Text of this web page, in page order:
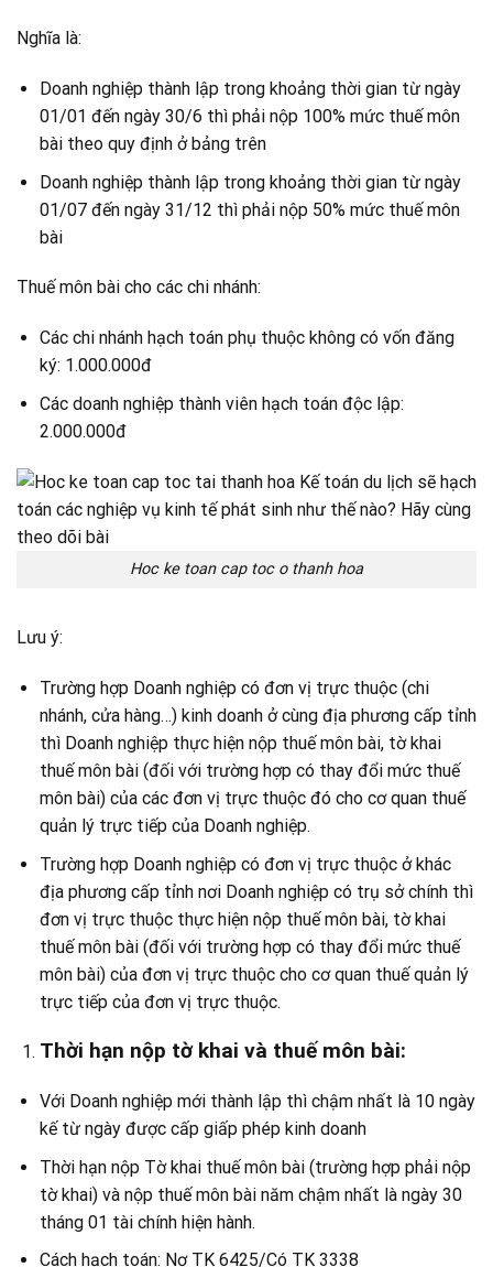
Nghĩa là:
Doanh nghiệp thành lập trong khoảng thời gian từ ngày
01/01 đến ngày 30/6 thì phải nộp 100% mức thuế môn
bài theo quy định ở bảng trên
Doanh nghiệp thành lập trong khoảng thời gian từ ngày
01/07 đến ngày 31/12 thì phải nộp 50% mức thuế môn
bài
Thuế môn bài cho các chi nhánh:
Các chi nhánh hạch toán phụ thuộc không có vốn đăng
ký: 1.000.000đ
Các doanh nghiệp thành viên hạch toán độc lập:
2.000.000đ
Hoc ke toan cap toc o thanh hoa
Lưu ý:
Trường hợp Doanh nghiệp có đơn vị trực thuộc (chi
nhánh, cửa hàng…) kinh doanh ở cùng địa phương cấp tỉnh
thì Doanh nghiệp thực hiện nộp thuế môn bài, tờ khai
thuế môn bài (đối với trường hợp có thay đổi mức thuế
môn bài) của các đơn vị trực thuộc đó cho cơ quan thuế
quản lý trực tiếp của Doanh nghiệp.
Trường hợp Doanh nghiệp có đơn vị trực thuộc ở khác
địa phương cấp tỉnh nơi Doanh nghiệp có trụ sở chính thì
đơn vị trực thuộc thực hiện nộp thuế môn bài, tờ khai
thuế môn bài (đối với trường hợp có thay đổi mức thuế
môn bài) của đơn vị trực thuộc cho cơ quan thuế quản lý
trực tiếp của đơn vị trực thuộc.
Thời hạn nộp tờ khai và thuế môn bài:
Với Doanh nghiệp mới thành lập thì chậm nhất là 10 ngày
kế từ ngày được cấp giấp phép kinh doanh
Thời hạn nộp Tờ khai thuế môn bài (trường hợp phải nộp
tờ khai) và nộp thuế môn bài năm chậm nhất là ngày 30
tháng 01 tài chính hiện hành.
Cách hạch toán: Nợ TK 6425/Có TK 3338